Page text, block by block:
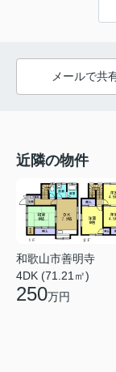
メールで共
近隣の物件
和歌山市善明寺
4DK (71.21㎡)
250万円